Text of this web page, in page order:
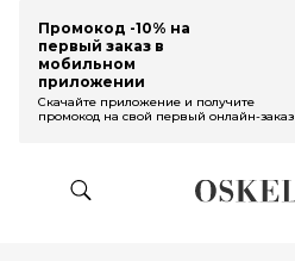
Промокод -10% на
первый заказ в
мобильном
приложении
Скачайте приложение и получите
промокод на свой первый онлайн-заказ